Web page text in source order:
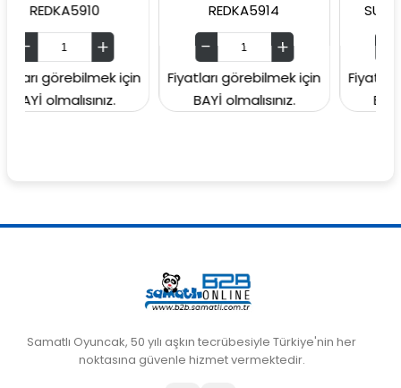
için
REDKA5914
Fiyatları görebilmek için
BAYİ olmalısınız.
Fiyatları
BAYİ
Samatlı Oyuncak, 50 yılı aşkın tecrübesiyle Türkiye'nin her
noktasına güvenle hizmet vermektedir.